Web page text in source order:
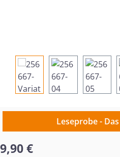
Leseprobe -
Regulärer Preis:
9,90 €